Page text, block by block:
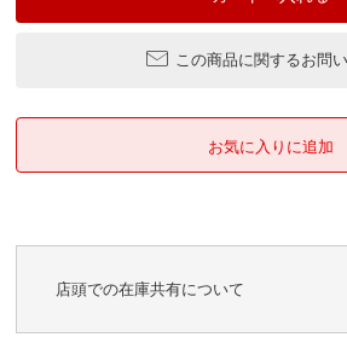
この商品に関するお問
店頭での在庫共有について